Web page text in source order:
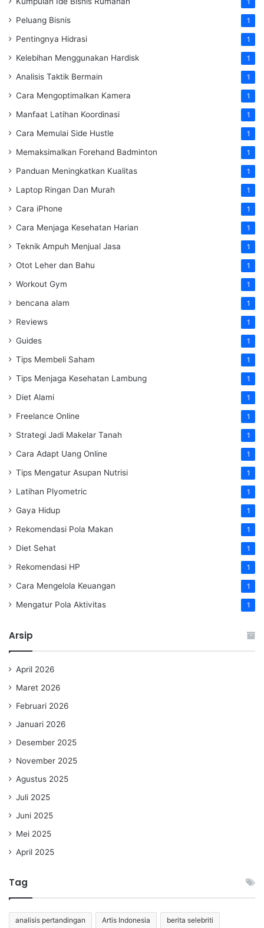
1
Peluang Bisnis 1
Pentingnya Hidrasi 1
Kelebihan Menggunakan Hardisk 1
Analisis Taktik Bermain 1
Cara Mengoptimalkan Kamera 1
Manfaat Latihan Koordinasi 1
Cara Memulai Side Hustle 1
Memaksimalkan Forehand Badminton 1
Panduan Meningkatkan Kualitas 1
Laptop Ringan Dan Murah 1
Cara iPhone 1
Cara Menjaga Kesehatan Harian 1
Teknik Ampuh Menjual Jasa 1
Otot Leher dan Bahu 1
Workout Gym 1
bencana alam 1
Reviews 1
Guides 1
Tips Membeli Saham 1
Tips Menjaga Kesehatan Lambung 1
Diet Alami 1
Freelance Online 1
Strategi Jadi Makelar Tanah 1
Cara Adapt Uang Online 1
Tips Mengatur Asupan Nutrisi 1
Latihan Plyometric 1
Gaya Hidup 1
Rekomendasi Pola Makan 1
Diet Sehat 1
Rekomendasi HP 1
Cara Mengelola Keuangan 1
Mengatur Pola Aktivitas 1
Arsip
April 2026
Maret 2026
Februari 2026
Januari 2026
Desember 2025
November 2025
Agustus 2025
Juli 2025
Juni 2025
Mei 2025
April 2025
Tag
analisis pertandingan Artis Indonesia berita selebriti